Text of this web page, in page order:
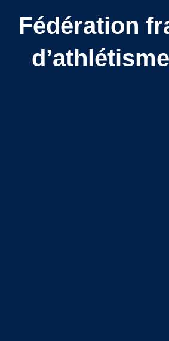
Fédération